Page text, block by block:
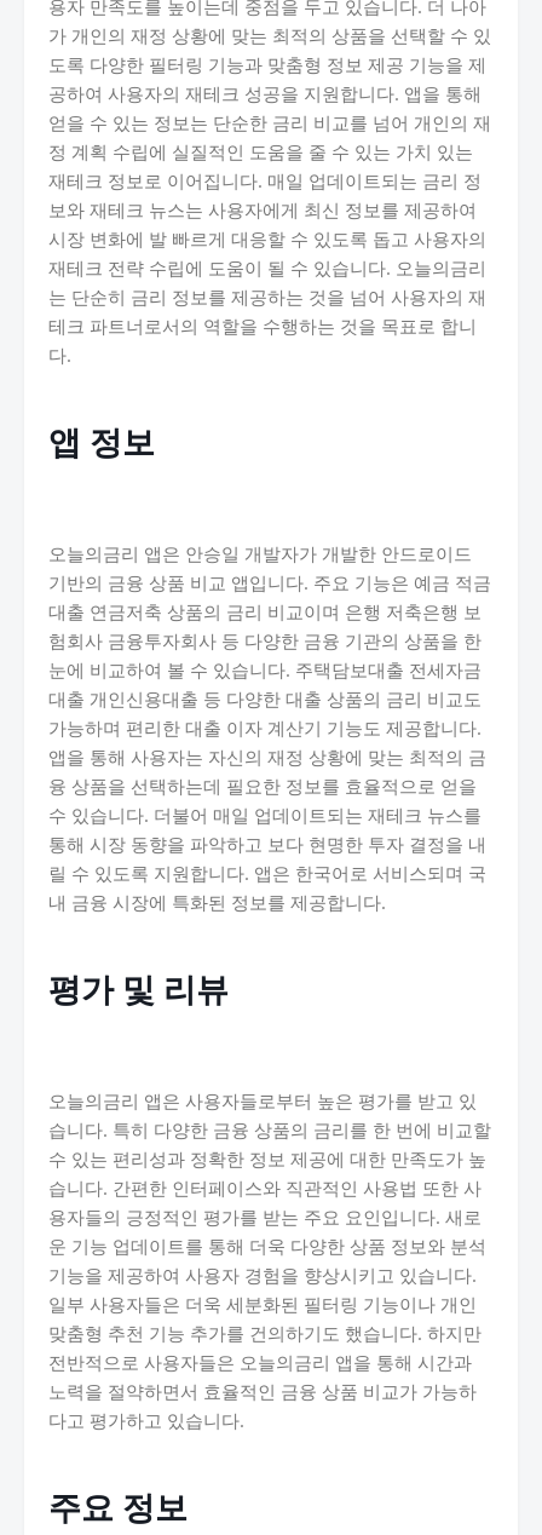
용자 만족도를 높이는데 중점을 두고 있습니다. 더 나아
가 개인의 재정 상황에 맞는 최적의 상품을 선택할 수 있
도록 다양한 필터링 기능과 맞춤형 정보 제공 기능을 제
공하여 사용자의 재테크 성공을 지원합니다. 앱을 통해
얻을 수 있는 정보는 단순한 금리 비교를 넘어 개인의 재
정 계획 수립에 실질적인 도움을 줄 수 있는 가치 있는
재테크 정보로 이어집니다. 매일 업데이트되는 금리 정
보와 재테크 뉴스는 사용자에게 최신 정보를 제공하여
시장 변화에 발 빠르게 대응할 수 있도록 돕고 사용자의
재테크 전략 수립에 도움이 될 수 있습니다. 오늘의금리
는 단순히 금리 정보를 제공하는 것을 넘어 사용자의 재
테크 파트너로서의 역할을 수행하는 것을 목표로 합니
다.
앱 정보
오늘의금리 앱은 안승일 개발자가 개발한 안드로이드
기반의 금융 상품 비교 앱입니다. 주요 기능은 예금 적금
대출 연금저축 상품의 금리 비교이며 은행 저축은행 보
험회사 금융투자회사 등 다양한 금융 기관의 상품을 한
눈에 비교하여 볼 수 있습니다. 주택담보대출 전세자금
대출 개인신용대출 등 다양한 대출 상품의 금리 비교도
가능하며 편리한 대출 이자 계산기 기능도 제공합니다.
앱을 통해 사용자는 자신의 재정 상황에 맞는 최적의 금
융 상품을 선택하는데 필요한 정보를 효율적으로 얻을
수 있습니다. 더불어 매일 업데이트되는 재테크 뉴스를
통해 시장 동향을 파악하고 보다 현명한 투자 결정을 내
릴 수 있도록 지원합니다. 앱은 한국어로 서비스되며 국
내 금융 시장에 특화된 정보를 제공합니다.
평가 및 리뷰
오늘의금리 앱은 사용자들로부터 높은 평가를 받고 있
습니다. 특히 다양한 금융 상품의 금리를 한 번에 비교할
수 있는 편리성과 정확한 정보 제공에 대한 만족도가 높
습니다. 간편한 인터페이스와 직관적인 사용법 또한 사
용자들의 긍정적인 평가를 받는 주요 요인입니다. 새로
운 기능 업데이트를 통해 더욱 다양한 상품 정보와 분석
기능을 제공하여 사용자 경험을 향상시키고 있습니다.
일부 사용자들은 더욱 세분화된 필터링 기능이나 개인
맞춤형 추천 기능 추가를 건의하기도 했습니다. 하지만
전반적으로 사용자들은 오늘의금리 앱을 통해 시간과
노력을 절약하면서 효율적인 금융 상품 비교가 가능하
다고 평가하고 있습니다.
주요 정보